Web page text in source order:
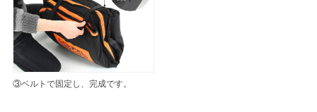
③ベルトで固定し、完成です。